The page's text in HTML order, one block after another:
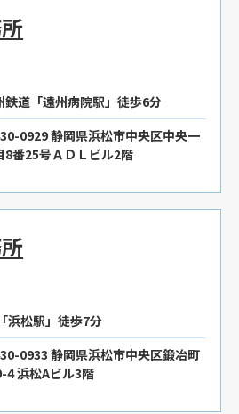
鉄道「遠州病院駅」徒歩6分
0929 静岡県浜松市中央区中央一
8番25号ＡＤＬビル2階
浜松駅」徒歩7分
0933 静岡県浜松市中央区鍛冶町
4 浜松Aビル3階